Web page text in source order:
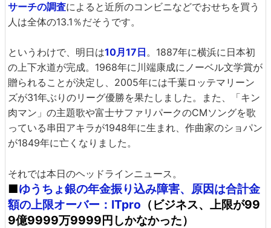
サーチの調査によると近所のコンビニなどでおせちを買う
人は全体の13.1％だそうです。
というわけで、明日は10月17日。1887年に横浜に日本初
の上下水道が完成。1968年に川端康成にノーベル文学賞が
贈られることが決定し、2005年には千葉ロッテマリーン
ズが31年ぶりのリーグ優勝を果たしました。また、「キン
肉マン」の主題歌や富士サファリパークのCMソングを歌
っている串田アキラが1948年に生まれ、作曲家のショパン
が1849年に亡くなりました。
それでは本日のヘッドラインニュース。
■ゆうちょ銀の年金振り込み障害、原因は合計金
額の上限オーバー：ITpro （ビジネス、上限が99
9億9999万9999円しかなかった）